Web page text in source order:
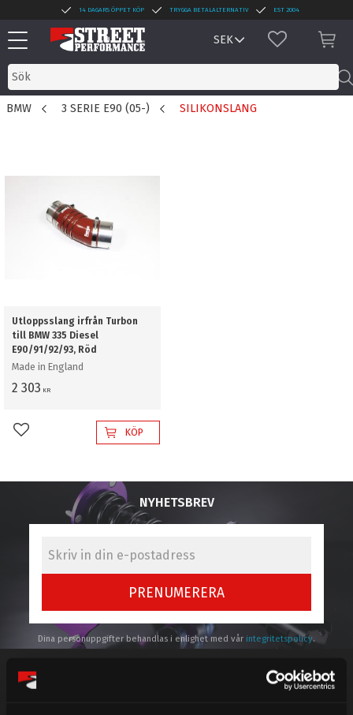
Meny
14 DAGARS ÖPPET KÖP TRYGGA BETALALTERNATIV EST 2004
FAVORITER
BMW 3 SERIE E90 (05-) SILIKONSLANG
Utloppsslang irfrån Turbon
till BMW 335 Diesel
E90/91/92/93, Röd
Made in England
2 303 KR
Lägg till i favoriterKÖP
NYHETSBREV
PRENUMERERA
Dina personuppgifter behandlas i enlighet med vår integritetspolicy.